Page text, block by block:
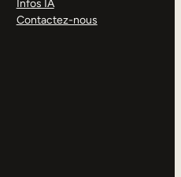
Infos IA
Contactez-nous